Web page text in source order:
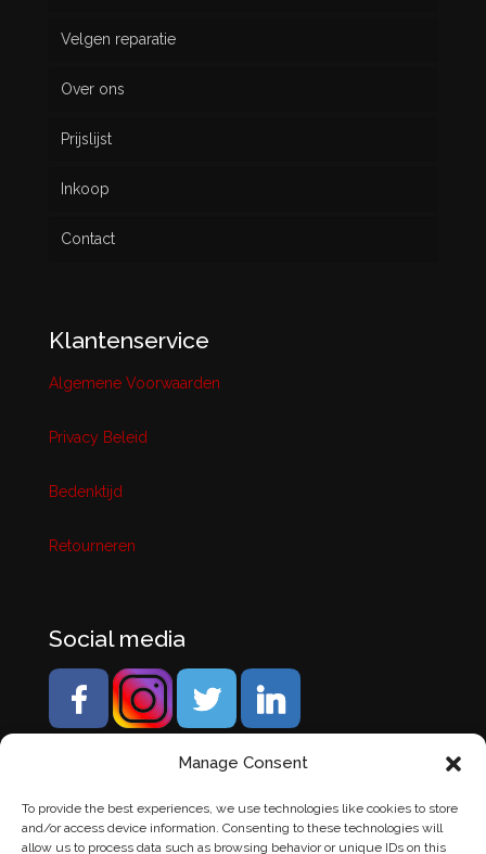
Manage Consent
To provide the best experiences, we use technologies like cookies to store
and/or access device information. Consenting to these technologies will
allow us to process data such as browsing behavior or unique IDs on this
Gebruikt
Velgen reparatie
Over ons
Prijslijst
Inkoop
Contact
Klantenservice
Algemene Voorwaarden
Privacy Beleid
Bedenktijd
Retourneren
Social media